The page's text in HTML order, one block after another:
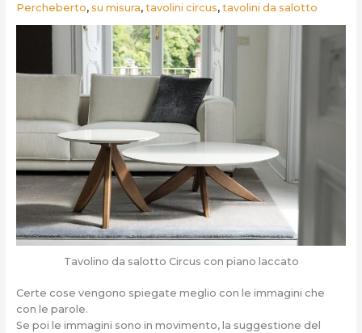
Percheberto, su misura, tavolini circus, tavolini da salotto
Tavolino da salotto Circus con piano laccato
Certe cose vengono spiegate meglio con le immagini che
con le parole.
Se poi le immagini sono in movimento, la suggestione del